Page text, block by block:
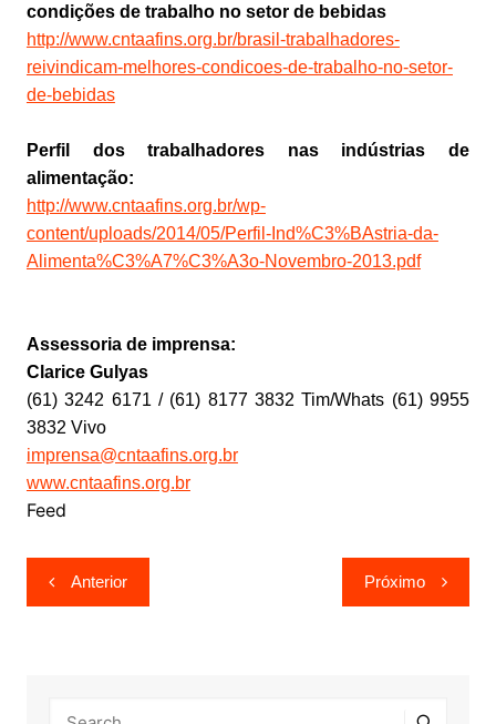
condições de trabalho no setor de bebidas
http://www.cntaafins.org.br/brasil-trabalhadores-
reivindicam-melhores-condicoes-de-trabalho-no-setor-
de-bebidas
Perfil dos trabalhadores nas indústrias de
alimentação:
http://www.cntaafins.org.br/wp-
content/uploads/2014/05/Perfil-Ind%C3%BAstria-da-
Alimenta%C3%A7%C3%A3o-Novembro-2013.pdf
Assessoria de imprensa:
Clarice Gulyas
(61) 3242 6171 / (61) 8177 3832 Tim/Whats (61) 9955
3832 Vivo
imprensa@cntaafins.org.br
www.cntaafins.org.br
Feed
Navegação
de
Anterior Próximo